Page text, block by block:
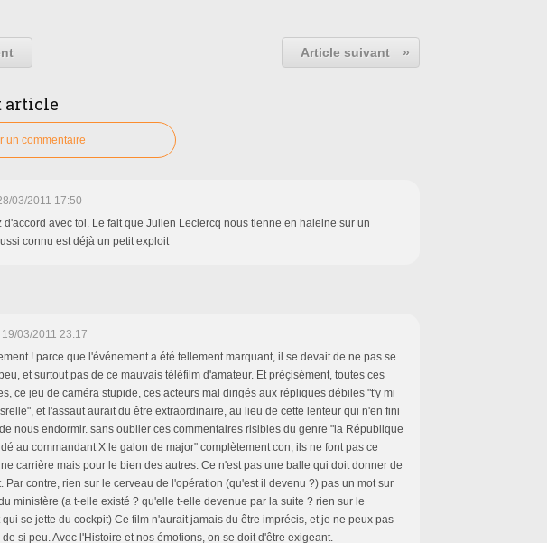
Article suivant »
article
un commentaire
03/2011 17:50
d'accord avec toi. Le fait que Julien Leclercq nous tienne en haleine sur un
connu est déjà un petit exploit
19/03/2011 23:17
! parce que l'événement a été tellement marquant, il se devait de ne pas se
et surtout pas de ce mauvais téléfilm d'amateur. Et préçisément, toutes ces
ce jeu de caméra stupide, ces acteurs mal dirigés aux répliques débiles "t'y mi
et l'assaut aurait du être extraordinaire, au lieu de cette lenteur qui n'en fini
nous endormir. sans oublier ces commentaires risibles du genre "la République
au commandant X le galon de major" complètement con, ils ne font pas ce
carrière mais pour le bien des autres. Ce n'est pas une balle qui doit donner de
Par contre, rien sur le cerveau de l'opération (qu'est il devenu ?) pas un mot sur
ministère (a t-elle existé ? qu'elle t-elle devenue par la suite ? rien sur le
se jette du cockpit) Ce film n'aurait jamais du être imprécis, et je ne peux pas
si peu. Avec l'Histoire et nos émotions, on se doit d'être exigeant.